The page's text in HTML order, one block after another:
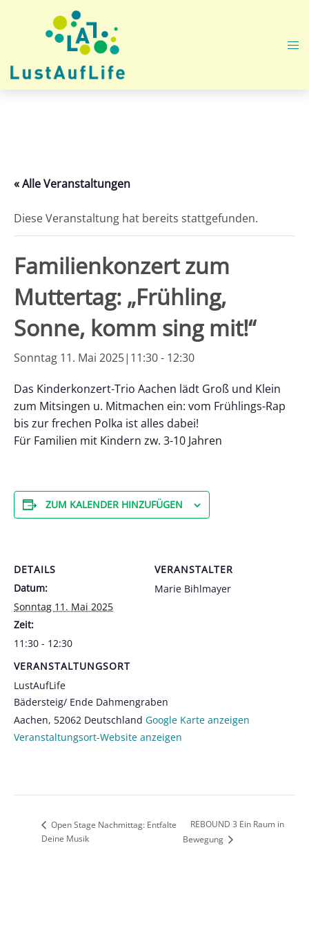
« Alle Veranstaltungen
Diese Veranstaltung hat bereits stattgefunden.
Familienkonzert zum
Muttertag: „Frühling,
Sonne, komm sing mit!“
Sonntag 11. Mai 2025|11:30- 12:30
Das Kinderkonzert-Trio Aachen lädt Groß und Klein
zum Mitsingen u. Mitmachen ein: vom Frühlings-Rap
bis zur frechen Polka ist alles dabei!
Für Familien mit Kindern zw. 3-10 Jahren
ZUM KALENDER HINZUFÜGEN
DETAILS
Datum:
Sonntag 11. Mai 2025
Zeit:
11:30 - 12:30
VERANSTALTUNGSORT
LustAufLife
Bädersteig/ Ende Dahmengraben
Aachen, 52062 Deutschland Google Karte anzeigen
Veranstaltungsort-Website anzeigen
VERANSTALTER
Marie Bihlmayer
Open Stage Nachmittag: Entfalte
Deine Musik
REBOUND 3 Ein Raum in
Bewegung